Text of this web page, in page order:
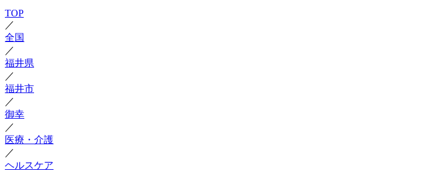
TOP
／
全国
／
福井県
／
福井市
／
御幸
／
医療・介護
／
ヘルスケア